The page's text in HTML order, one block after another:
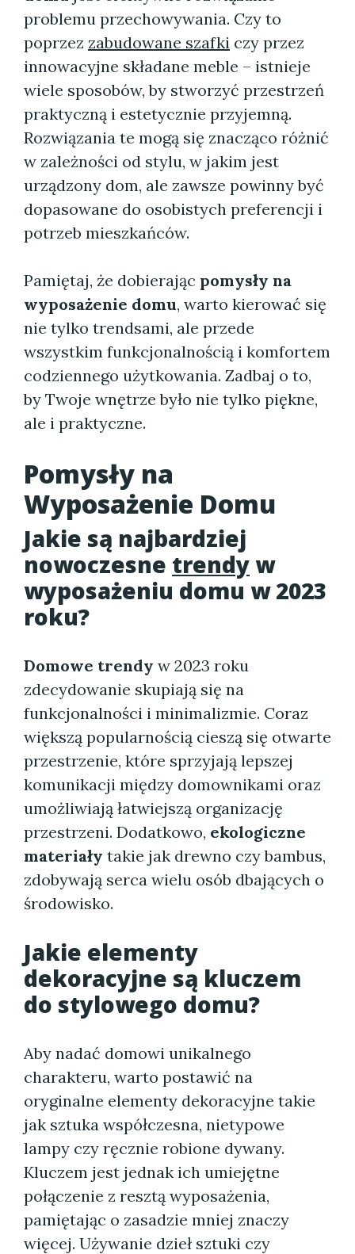
problemu przechowywania. Czy to
poprzez zabudowane szafki czy przez
innowacyjne składane meble – istnieje
wiele sposobów, by stworzyć przestrzeń
praktyczną i estetycznie przyjemną.
Rozwiązania te mogą się znacząco różnić
w zależności od stylu, w jakim jest
urządzony dom, ale zawsze powinny być
dopasowane do osobistych preferencji i
potrzeb mieszkańców.
Pamiętaj, że dobierając pomysły na
wyposażenie domu, warto kierować się
nie tylko trendsami, ale przede
wszystkim funkcjonalnością i komfortem
codziennego użytkowania. Zadbaj o to,
by Twoje wnętrze było nie tylko piękne,
ale i praktyczne.
Pomysły na
Wyposażenie Domu
Jakie są najbardziej
nowoczesne trendy w
wyposażeniu domu w 2023
roku?
Domowe trendy w 2023 roku
zdecydowanie skupiają się na
funkcjonalności i minimalizmie. Coraz
większą popularnością cieszą się otwarte
przestrzenie, które sprzyjają lepszej
komunikacji między domownikami oraz
umożliwiają łatwiejszą organizację
przestrzeni. Dodatkowo, ekologiczne
materiały takie jak drewno czy bambus,
zdobywają serca wielu osób dbających o
środowisko.
Jakie elementy
dekoracyjne są kluczem
do stylowego domu?
Aby nadać domowi unikalnego
charakteru, warto postawić na
oryginalne elementy dekoracyjne takie
jak sztuka współczesna, nietypowe
lampy czy ręcznie robione dywany.
Kluczem jest jednak ich umiejętne
połączenie z resztą wyposażenia,
pamiętając o zasadzie mniej znaczy
więcej. Używanie dzieł sztuki czy